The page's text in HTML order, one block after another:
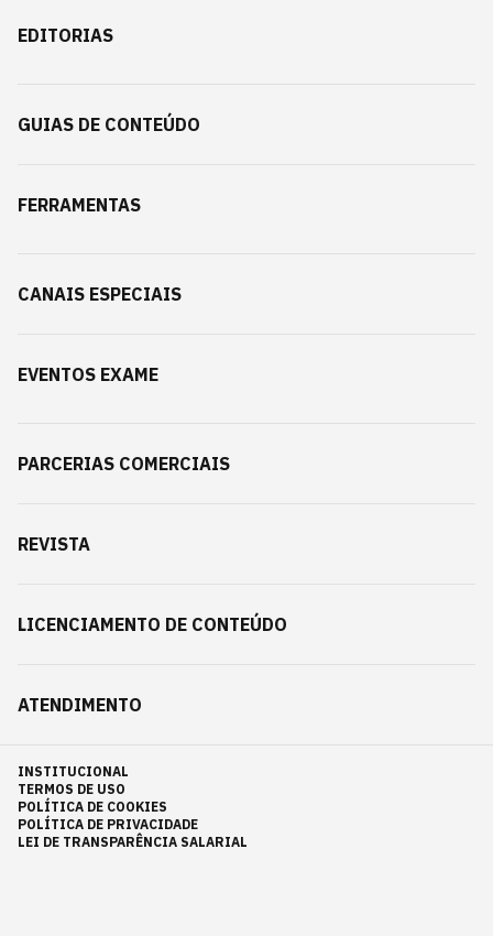
EDITORIAS
GUIAS DE CONTEÚDO
FERRAMENTAS
CANAIS ESPECIAIS
EVENTOS EXAME
PARCERIAS COMERCIAIS
REVISTA
LICENCIAMENTO DE CONTEÚDO
ATENDIMENTO
INSTITUCIONAL
TERMOS DE USO
POLÍTICA DE COOKIES
POLÍTICA DE PRIVACIDADE
LEI DE TRANSPARÊNCIA SALARIAL